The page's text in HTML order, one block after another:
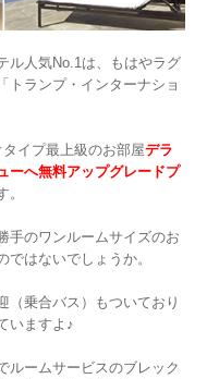
ル人気No.1は、もはやラグ
トランプ・インターナショ
イプ最上級のお部屋デラ
ーへ無料アップグレードプ
手のワンルームサイズのお
はないでしょうか。
乗合バス）もついており
いますよ♪
ームサービスのブレック